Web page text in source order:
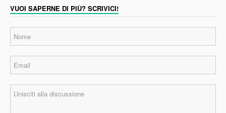
VUOI SAPERNE DI PIÙ? SCRIVICI!